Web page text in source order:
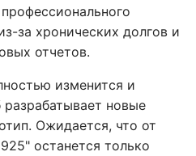
за хронических долгов и
отчетов.
изменится и
новые
Ожидается, что от
останется только